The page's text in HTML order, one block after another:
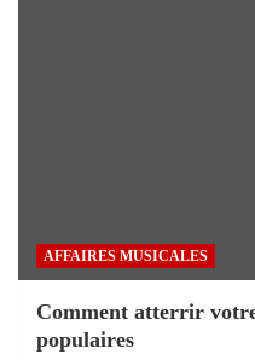
AFFAIRES MUSICALES
Comment atterrir
populaires